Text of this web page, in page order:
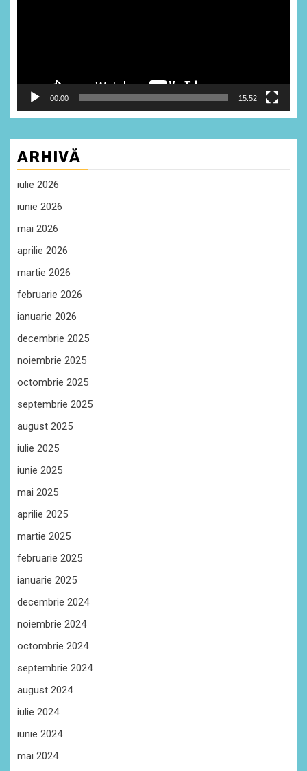
00:00 15:52
ARHIVĂ
iulie 2026
iunie 2026
mai 2026
aprilie 2026
martie 2026
februarie 2026
ianuarie 2026
decembrie 2025
noiembrie 2025
octombrie 2025
septembrie 2025
august 2025
iulie 2025
iunie 2025
mai 2025
aprilie 2025
martie 2025
februarie 2025
ianuarie 2025
decembrie 2024
noiembrie 2024
octombrie 2024
septembrie 2024
august 2024
iulie 2024
iunie 2024
mai 2024